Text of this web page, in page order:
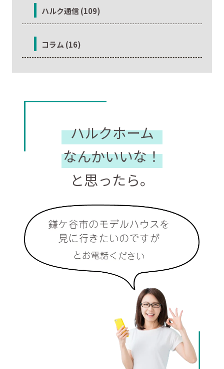
ハルク通信 (109)
コラム (16)
ハルクホーム
なんかいいな！
と思ったら。